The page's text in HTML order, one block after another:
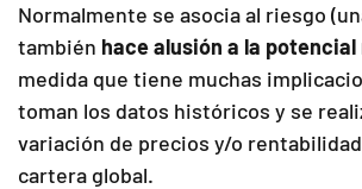
Normalmente se asocia al riesgo
también hace alusión a la
medida que tiene muchas
toman los datos históricos y se
variación de precios y/o
cartera global.